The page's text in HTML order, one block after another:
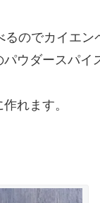
のでカイエン
ウダースパイ
れます。